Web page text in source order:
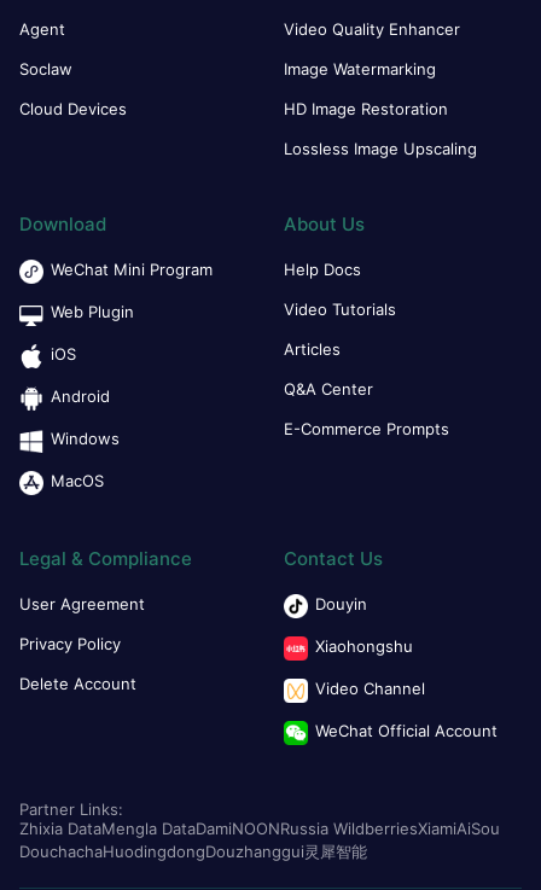
Agent
Soclaw
Cloud Devices
Video Quality Enhancer
Image Watermarking
HD Image Restoration
Lossless Image Upscaling
Download
WeChat Mini Program
Web Plugin
iOS
Android
Windows
MacOS
About Us
Help Docs
Video Tutorials
Articles
Q&A Center
E-Commerce Prompts
Legal & Compliance
User Agreement
Privacy Policy
Delete Account
Contact Us
Douyin
Xiaohongshu
Video Channel
WeChat Official Account
Partner Links:
Zhixia DataMengla DataDamiNOONRussia WildberriesXiamiAiSou
DouchachaHuodingdongDouzhanggui灵犀智能